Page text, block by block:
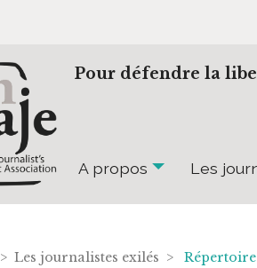
Pour défendre la
A propos Les
> Les journalistes exilés > Répertoire